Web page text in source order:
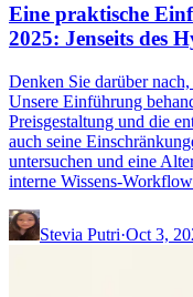
Eine praktische
2025: Jenseits des
Denken Sie darüber
Unsere Einführung
Preisgestaltung und die
auch seine
untersuchen und eine
interne Wissens-
Stevia Putri·Oct 3,